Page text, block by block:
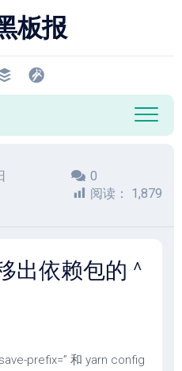
板报
0
阅读：
1,879
出依赖包的 ^
prefix=” 和 yarn config